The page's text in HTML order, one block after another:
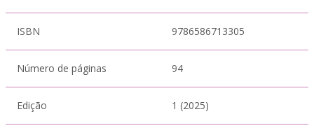
ISBN 9786586713305
Número de páginas 94
Edição 1 (2025)